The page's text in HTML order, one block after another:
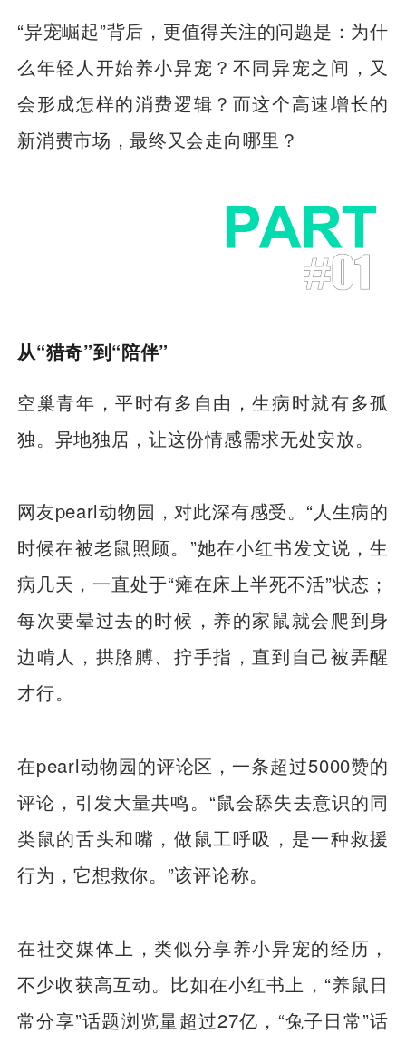
“异宠崛起”背后，更值得关注的问题是：为什
么年轻人开始养小异宠？不同异宠之间，又
会形成怎样的消费逻辑？而这个高速增长的
新消费市场，最终又会走向哪里？
从“猎奇”到“陪伴”
空巢青年，平时有多自由，生病时就有多孤
独。异地独居，让这份情感需求无处安放。
网友pearl动物园，对此深有感受。“人生病的
时候在被老鼠照顾。”她在小红书发文说，生
病几天，一直处于“瘫在床上半死不活”状态；
每次要晕过去的时候，养的家鼠就会爬到身
边啃人，拱胳膊、拧手指，直到自己被弄醒
才行。
在pearl动物园的评论区，一条超过5000赞的
评论，引发大量共鸣。“鼠会舔失去意识的同
类鼠的舌头和嘴，做鼠工呼吸，是一种救援
行为，它想救你。”该评论称。
在社交媒体上，类似分享养小异宠的经历，
不少收获高互动。比如在小红书上，“养鼠日
常分享”话题浏览量超过27亿，“兔子日常”话